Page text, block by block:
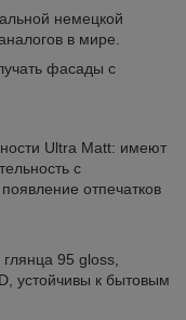
немецкой
в мире.
фасады с
Ultra Matt: имеют
с
отпечатков
95 gloss,
устойчивы к бытовым